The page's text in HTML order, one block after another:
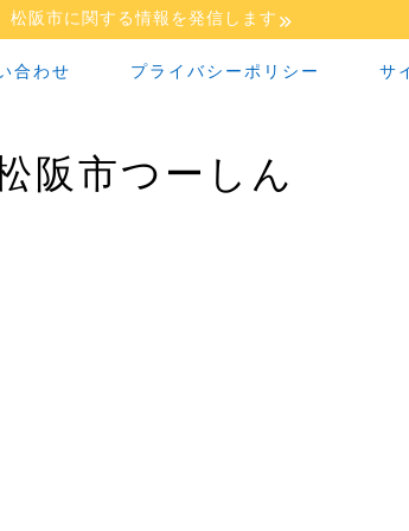
松阪市に関する情報を発信します
合わせ プライバシーポリシー サ
阪市つーしん